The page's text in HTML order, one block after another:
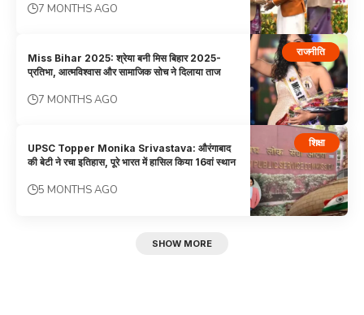
7 MONTHS AGO
राजनीति
Miss Bihar 2025: श्रेया बनी मिस बिहार 2025-
प्रतिभा, आत्मविश्वास और सामाजिक सोच ने दिलाया ताज
7 MONTHS AGO
शिक्षा
UPSC Topper Monika Srivastava: औरंगाबाद
की बेटी ने रचा इतिहास, पूरे भारत में हासिल किया 16वां स्थान
5 MONTHS AGO
SHOW MORE